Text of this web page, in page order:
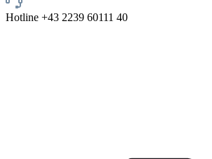
Hotline +43 2239 60111 40